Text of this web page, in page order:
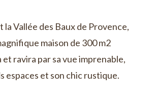
la Vallée des Baux de Provence,
maison de 300 m2
ravira par sa vue imprenable,
espaces et son chic rustique.